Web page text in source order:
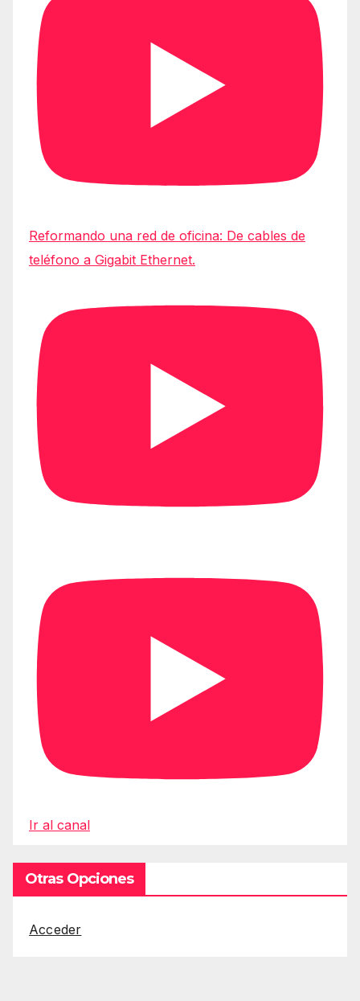
Reformando una red de oficina: De cables de
teléfono a Gigabit Ethernet.
Ir al canal
Otras Opciones
Acceder